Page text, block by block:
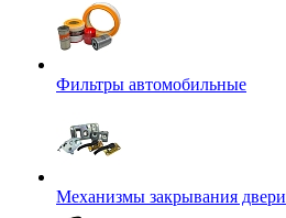
Фильтры автомобильные
Механизмы закрывания двери